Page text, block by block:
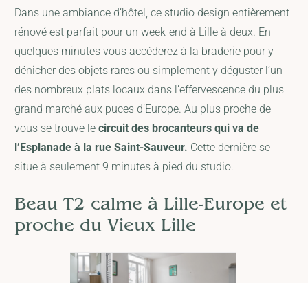
Dans une ambiance d’hôtel, ce studio design entièrement
rénové est parfait pour un week-end à Lille à deux. En
quelques minutes vous accéderez à la braderie pour y
dénicher des objets rares ou simplement y déguster l’un
des nombreux plats locaux dans l’effervescence du plus
grand marché aux puces d’Europe. Au plus proche de
vous se trouve lecircuit des brocanteurs qui va de
l’Esplanade à la rue Saint-Sauveur. Cette dernière se
situe à seulement 9 minutes à pied du studio.
Beau T2 calme à Lille-Europe et
proche du Vieux Lille